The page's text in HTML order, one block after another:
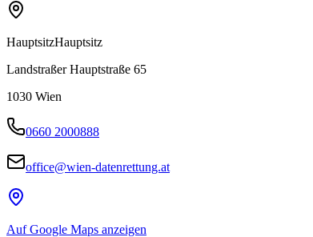
HauptsitzHauptsitz
Landstraßer Hauptstraße 65
1030 Wien
0660 2000888
office@wien-datenrettung.at
Auf Google Maps anzeigen